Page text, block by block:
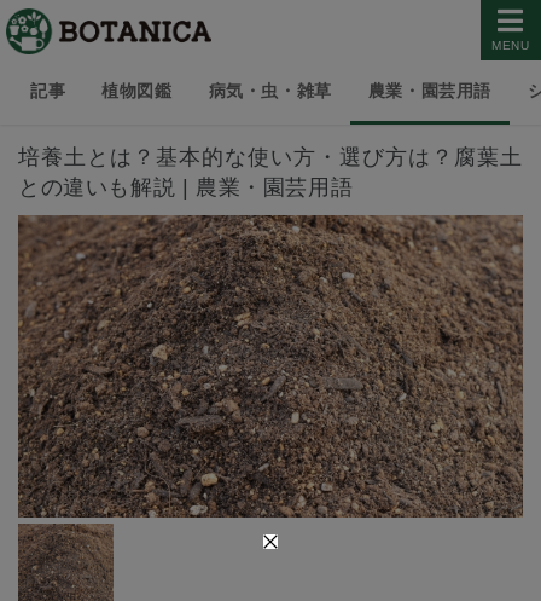
MENU
記事 植物図鑑 病気・虫・雑草 農業・園芸用語
培養土とは？基本的な使い方・選び方は？腐葉土
との違いも解説 | 農業・園芸用語